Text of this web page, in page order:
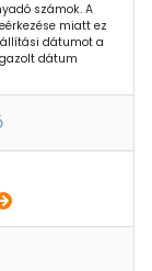
számok. A
miatt ez
dátumot a
dátum